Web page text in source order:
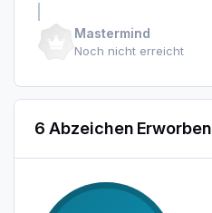
Mastermind
Noch nicht erreicht
6 Abzeichen Erworben